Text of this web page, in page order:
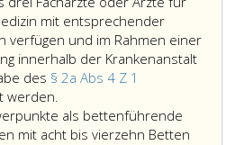
der
Bevölkerung
in
ihrem
nach
Maßgabe
Absatz
4,
folgende
fachrichtungsbezogene
reduzierte
Organisationsformen
als
mit entsprechender
verfügen und im Rahmen einer
innerhalb der Krankenanstalt
des § 2a Abs 4 Z 1
werden.
als
bettenführende
als bettenführende
mit acht bis vierzehn Betten